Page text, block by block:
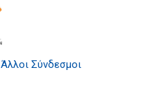
Άλλοι Σύνδεσμοι